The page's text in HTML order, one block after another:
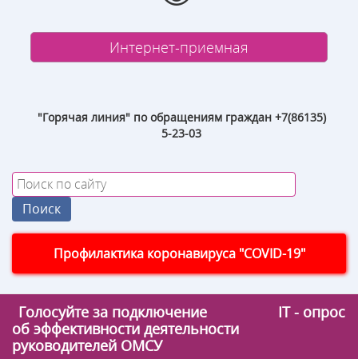
Интернет-приемная
"Горячая линия" по обращениям граждан +7(86135)
5-23-03
Профилактика коронавируса "COVID-19"
Голосуйте за подключение
IT - опрос
об эффективности деятельности
руководителей ОМСУ